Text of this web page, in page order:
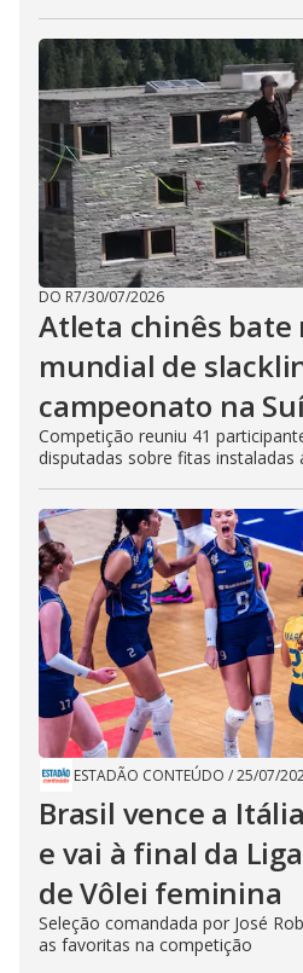
DO R7/30/07/2026
Atleta chinês bate
mundial de
campeonato na
Competição reuniu 41
disputadas sobre fitas
ESTADÃO CONTEÚDO /25/07/
Brasil vence a
e vai à final da
de Vôlei feminina
Seleção comandada por José
as favoritas na competição